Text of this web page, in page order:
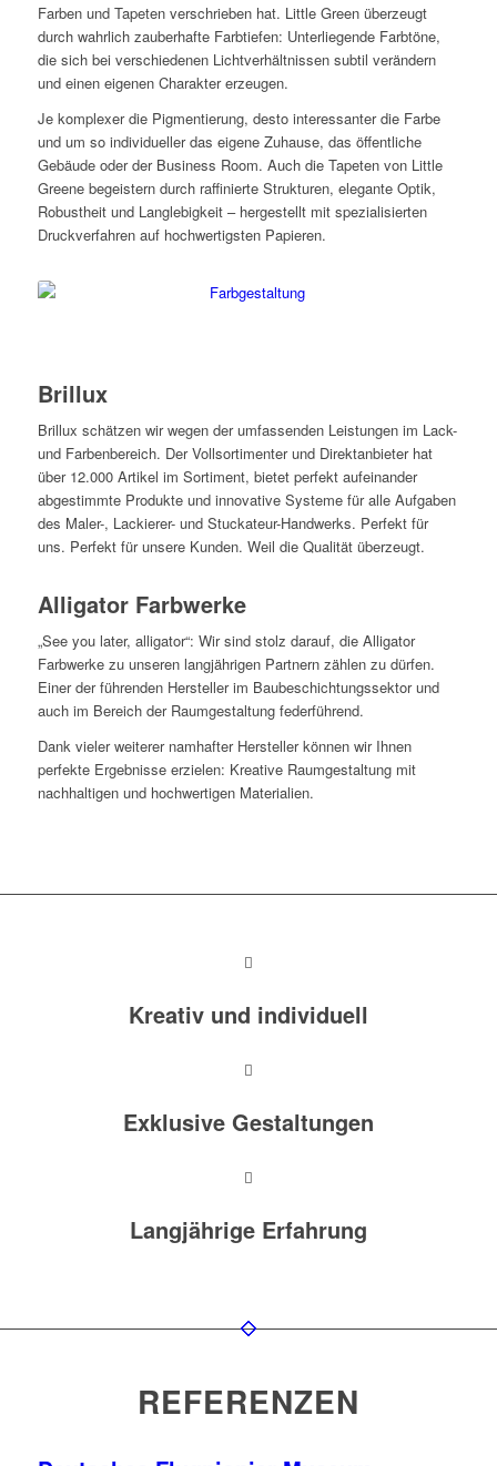
Farben und Tapeten verschrieben hat. Little Green überzeugt
durch wahrlich zauberhafte Farbtiefen: Unterliegende Farbtöne,
die sich bei verschiedenen Lichtverhältnissen subtil verändern
und einen eigenen Charakter erzeugen.
Je komplexer die Pigmentierung, desto interessanter die Farbe
und um so individueller das eigene Zuhause, das öffentliche
Gebäude oder der Business Room. Auch die Tapeten von Little
Greene begeistern durch raffinierte Strukturen, elegante Optik,
Robustheit und Langlebigkeit – hergestellt mit spezialisierten
Druckverfahren auf hochwertigsten Papieren.
Raumgestaltung
Brillux
Brillux schätzen wir wegen der umfassenden Leistungen im Lack-
und Farbenbereich. Der Vollsortimenter und Direktanbieter hat
über 12.000 Artikel im Sortiment, bietet perfekt aufeinander
abgestimmte Produkte und innovative Systeme für alle Aufgaben
des Maler-, Lackierer- und Stuckateur-Handwerks. Perfekt für
uns. Perfekt für unsere Kunden. Weil die Qualität überzeugt.
Alligator Farbwerke
„See you later, alligator“: Wir sind stolz darauf, die Alligator
Farbwerke zu unseren langjährigen Partnern zählen zu dürfen.
Einer der führenden Hersteller im Baubeschichtungssektor und
auch im Bereich der Raumgestaltung federführend.
Dank vieler weiterer namhafter Hersteller können wir Ihnen
perfekte Ergebnisse erzielen: Kreative Raumgestaltung mit
nachhaltigen und hochwertigen Materialien.
Kreativ und individuell
Exklusive Gestaltungen
Langjährige Erfahrung
REFERENZEN